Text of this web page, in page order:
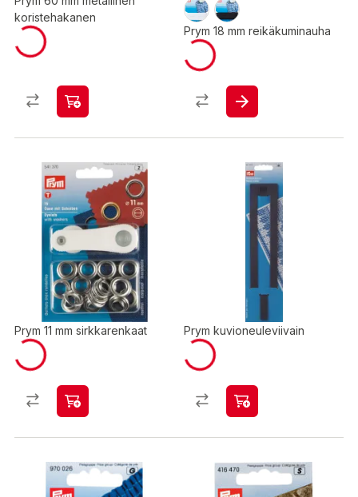
koristehakanen
Prym 18 mm reikäkuminauha
Prym 11 mm sirkkarenkaat Prym kuvioneuleviivain